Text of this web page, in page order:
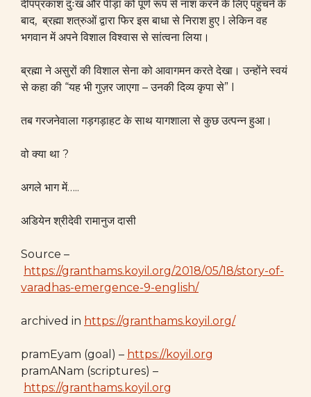
दीपप्रकाश दुःख और पीड़ा को पूर्ण रूप से नाश करने के लिए पहुंचने के
बाद, ब्रह्मा शत्रुओं द्वारा फिर इस बाधा से निराश हुए I लेकिन वह
भगवान में अपने विशाल विश्वास से सांत्वना लिया।
ब्रह्मा ने असुरों की विशाल सेना को आवागमन करते देखा। उन्होंने स्वयं
से कहा की “यह भी गुज़र जाएगा – उनकी दिव्य कृपा से” I
तब गरजनेवाला गड़गड़ाहट के साथ यागशाला से कुछ उत्पन्न हुआ।
वो क्या था ?
अगले भाग में…..
अडियेन श्रीदेवी रामानुज दासी
Source –
https://granthams.koyil.org/2018/05/18/story-of-
varadhas-emergence-9-english/
archived in https://granthams.koyil.org/
pramEyam (goal) – https://koyil.org
pramANam (scriptures) –
https://granthams.koyil.org